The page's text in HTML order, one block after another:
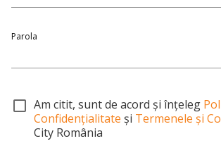
Parola
Am citit, sunt de acord și înțeleg
Confidențialitate și Termenele și
City România